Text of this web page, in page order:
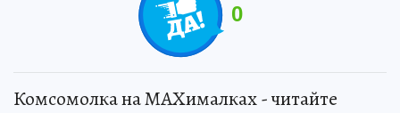
0
Комсомолка на MAXималках - читайте